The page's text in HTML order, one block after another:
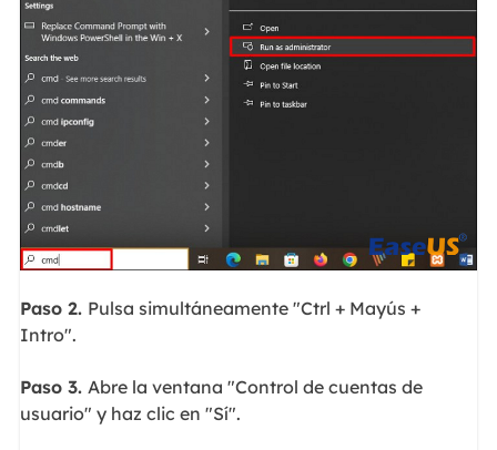
Paso 2. Pulsa simultáneamente "Ctrl + Mayús +
Intro".
Paso 3. Abre la ventana "Control de cuentas de
usuario" y haz clic en "Sí".